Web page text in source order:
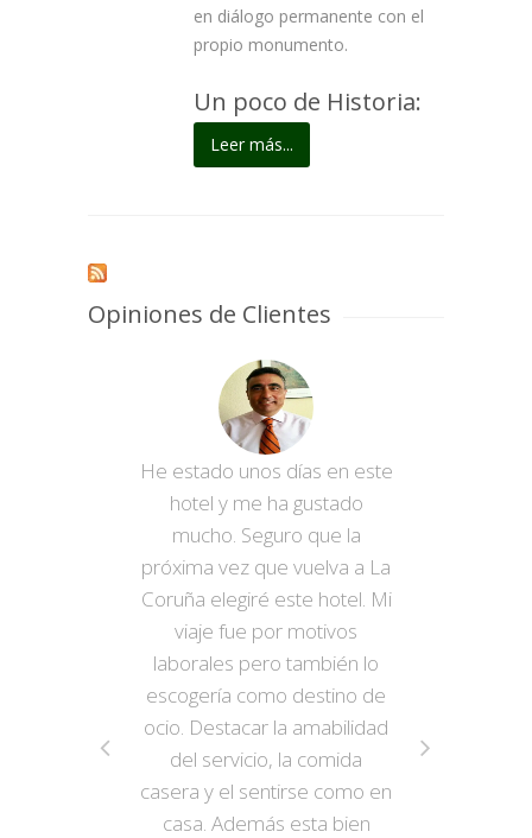
en diálogo permanente con el
propio monumento.
Un poco de Historia:
Leer más...
Opiniones de Clientes
He estado unos días en este
hotel y me ha gustado
mucho. Seguro que la
próxima vez que vuelva a La
Coruña elegiré este hotel. Mi
viaje fue por motivos
laborales pero también lo
escogería como destino de
ocio. Destacar la amabilidad
del servicio, la comida
casera y el sentirse como en
casa. Además esta bien